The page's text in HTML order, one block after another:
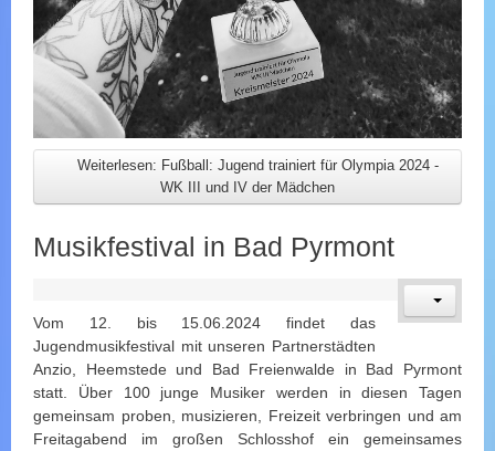
Weiterlesen: Fußball: Jugend trainiert für Olympia 2024 -
WK III und IV der Mädchen
Musikfestival in Bad Pyrmont
Vom 12. bis 15.06.2024 findet das
Jugendmusikfestival mit unseren Partnerstädten
Anzio, Heemstede und Bad Freienwalde in Bad Pyrmont
statt. Über 100 junge Musiker werden in diesen Tagen
gemeinsam proben, musizieren, Freizeit verbringen und am
Freitagabend im großen Schlosshof ein gemeinsames